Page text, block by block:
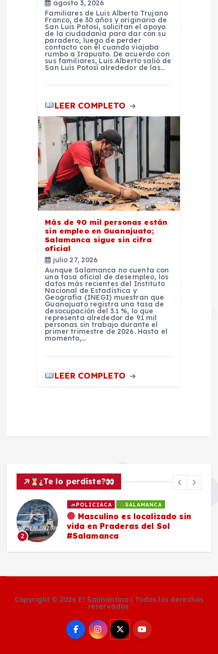
agosto 3, 2026
Familiares de Luis Alberto Trujano
Franco, de 30 años y originario de
San Luis Potosí, solicitan el apoyo
de la ciudadanía para dar con su
paradero, luego de perder
contacto con él cuando viajaba
rumbo a Irapuato. De acuerdo con
sus familiares, Luis Alberto salió de
San Luis Potosí alrededor de las…
LEER COMPLETO
Más de 90 mil personas están
sin empleo en Guanajuato;
Salamanca sigue sin cifra
oficial
julio 27, 2026
Aunque Salamanca no cuenta con
una tasa oficial de desempleo, los
datos más recientes del Instituto
Nacional de Estadística y
Geografía (INEGI) muestran que
Guanajuato registra una tasa de
desocupación del 3.1 %, lo que
representa alrededor de 91 mil
personas sin trabajo durante el
primer trimestre de 2026. Hasta el
momento,…
LEER COMPLETO
¿Te lo perdiste?
2
POLICIACA SALAMANCA
Masculino es localizado sin
vida en Praderas del Sol
#Salamanca
Copyright © 2026 El Salmantino | Todos los derechos
reservados.